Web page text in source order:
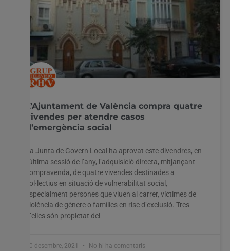
L’Ajuntament de València compra quatre
vivendes per atendre casos
d’emergència social
La Junta de Govern Local ha aprovat este divendres, en
l’última sessió de l’any, l’adquisició directa, mitjançant
compravenda, de quatre vivendes destinades a
col·lectius en situació de vulnerabilitat social,
especialment persones que viuen al carrer, víctimes de
violència de gènere o famílies en risc d’exclusió. Tres
d’elles són propietat del
30 desembre, 2021 No hi ha comentaris